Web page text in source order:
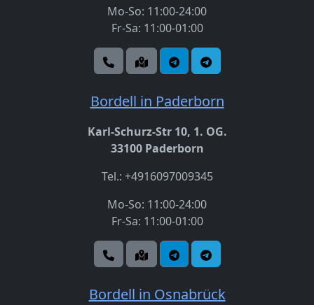
Mo-So: 11:00-24:00
Fr-Sa: 11:00-01:00
Bordell in Paderborn
Karl-Schurz-Str 10, 1. OG.
33100 Paderborn
Tel.: +4916097009345
Mo-So: 11:00-24:00
Fr-Sa: 11:00-01:00
Bordell in Osnabrück